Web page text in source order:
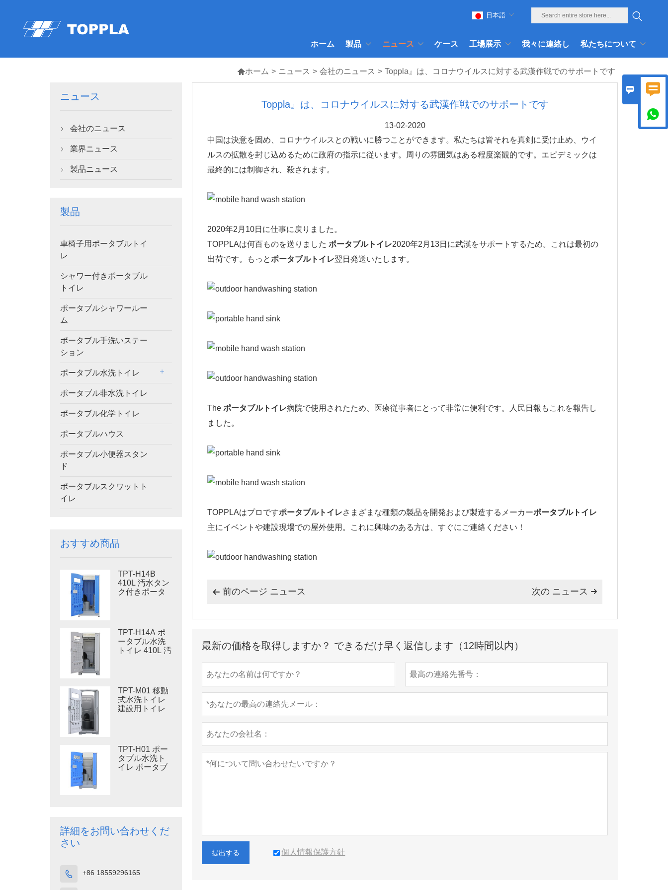
ホーム 製品 ニュース ケース 工場展示 我々に連絡し 私たちについて
日本語
ホーム > ニュース > 会社のニュース > Toppla』は、コロナウイルスに対する武漢作戦でのサポートです
ニュース
 会社のニュース
 業界ニュース
 製品ニュース
製品
車椅子用ポータブルトイ
レ
シャワー付きポータブル
トイレ
ポータブルシャワールー
ム
ポータブル手洗いステー
ション
ポータブル水洗トイレ
ポータブル非水洗トイレ
ポータブル化学トイレ
ポータブルハウス
ポータブル小便器スタン
ド
ポータブルスクワットト
イレ
おすすめ商品
TPT-H14B
410L 汚水タン
ク付きポータ
タブルトイレ
現場トイレ
TPT-H14A ポ
ータブル水洗
トイレ 410L 汚
TPT-M01 移動
式水洗トイレ
建設用トイレ
TPT-H01 ポー
タブル水洗ト
イレ ポータブ
詳細をお問い合わせくだ
さい
 +86 18559296165
Toppla』は、コロナウイルスに対する武漢作戦でのサポートです
13-02-2020
中国は決意を固め、コロナウイルスとの戦いに勝つことができます。私たちは皆それを真剣に受け止め、ウイ
ルスの拡散を封じ込めるために政府の指示に従います。周りの雰囲気はある程度楽観的です。エピデミックは
最終的には制御され、殺されます。
2020年2月10日に仕事に戻りました。
TOPPLAは何百ものを送りましたポータブルトイレ2020年2月13日に武漢をサポートするため。これは最初の
出荷です。もっとポータブルトイレ翌日発送いたします。
Theポータブルトイレ病院で使用されたため、医療従事者にとって非常に便利です。人民日報もこれを報告し
ました。
TOPPLAはプロですポータブルトイレさまざまな種類の製品を開発および製造するメーカーポータブルトイレ
主にイベントや建設現場での屋外使用。これに興味のある方は、すぐにご連絡ください！
 前のページ ニュース 
次の ニュース
最新の価格を取得しますか？ できるだけ早く返信します（12時間以内）
提出する 個人情報保護方針
 
